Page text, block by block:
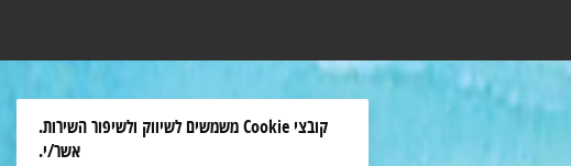
קובצי Cookie משמשים לשיווק ולשיפור השירות.
אשר/י.